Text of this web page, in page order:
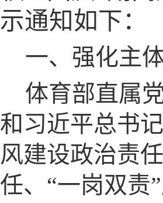
示通知如下：
一、强化主
体育部直属
和习近平总书
风建设政治责
任、“一岗双责